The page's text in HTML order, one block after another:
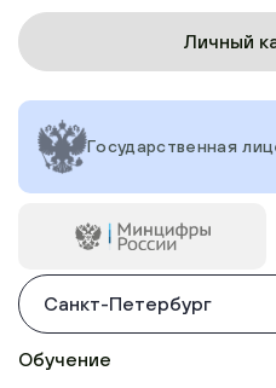
Личный
Государственная
Санкт-Петербург
Обучение